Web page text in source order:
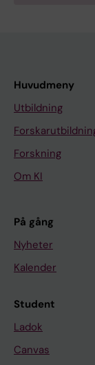
Huvudmeny
Utbildning
Forskning
Om KI
På gång
Nyheter
Kalender
Student
Ladok
Canvas